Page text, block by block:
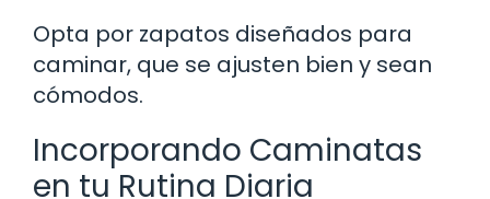
Opta por zapatos diseñados para
caminar, que se ajusten bien y sean
cómodos.
Incorporando Caminatas
en tu Rutina Diaria